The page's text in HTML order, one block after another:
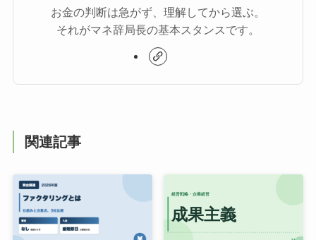
お金の判断は急がず、理解してから選ぶ。
それがマネ辞局長の基本スタンスです。
関連記事